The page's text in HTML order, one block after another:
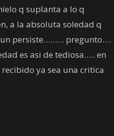
q suplanta a lo q
a la absoluta soledad q
persiste……… pregunto….
es asi de tediosa….. en
ya sea una critica